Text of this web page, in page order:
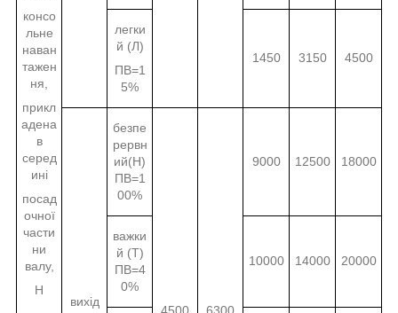
консо
льне
наван
тажен
ня,
прикл
адена
в
серед
ині
посад
очної
части
ни
валу,
Н
легки
й (Л)
ПВ=1
5%
1450 3150 4500
вихід
безпе
рервн
ий(Н)
ПВ=1
00%
9000 12500 18000
важки
й (Т)
ПВ=4
0%
10000 14000 20000